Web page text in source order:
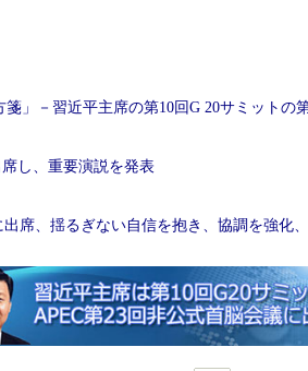
」－習近平主席の第10回G 20サミットの
し、重要演説を発表
席、揺るぎない自信を抱き、協調を強化